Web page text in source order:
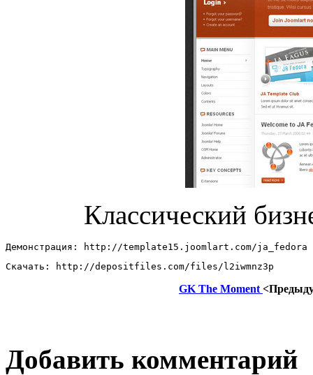
Классический
Демонстрация: http://template15.joomlart.com/ja_fedora
Скачать: http://depositfiles.com/files/l2iwmnz3p
GK The Moment
Добавить комментарий